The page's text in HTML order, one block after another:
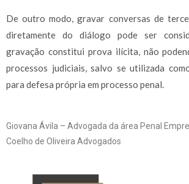
De outro modo, gravar conversas de
diretamente do diálogo pode ser
gravação constitui prova ilícita, não
processos judiciais, salvo se utilizada
para defesa própria em processo penal.
Giovana Ávila – Advogada da área Penal
Coelho de Oliveira Advogados